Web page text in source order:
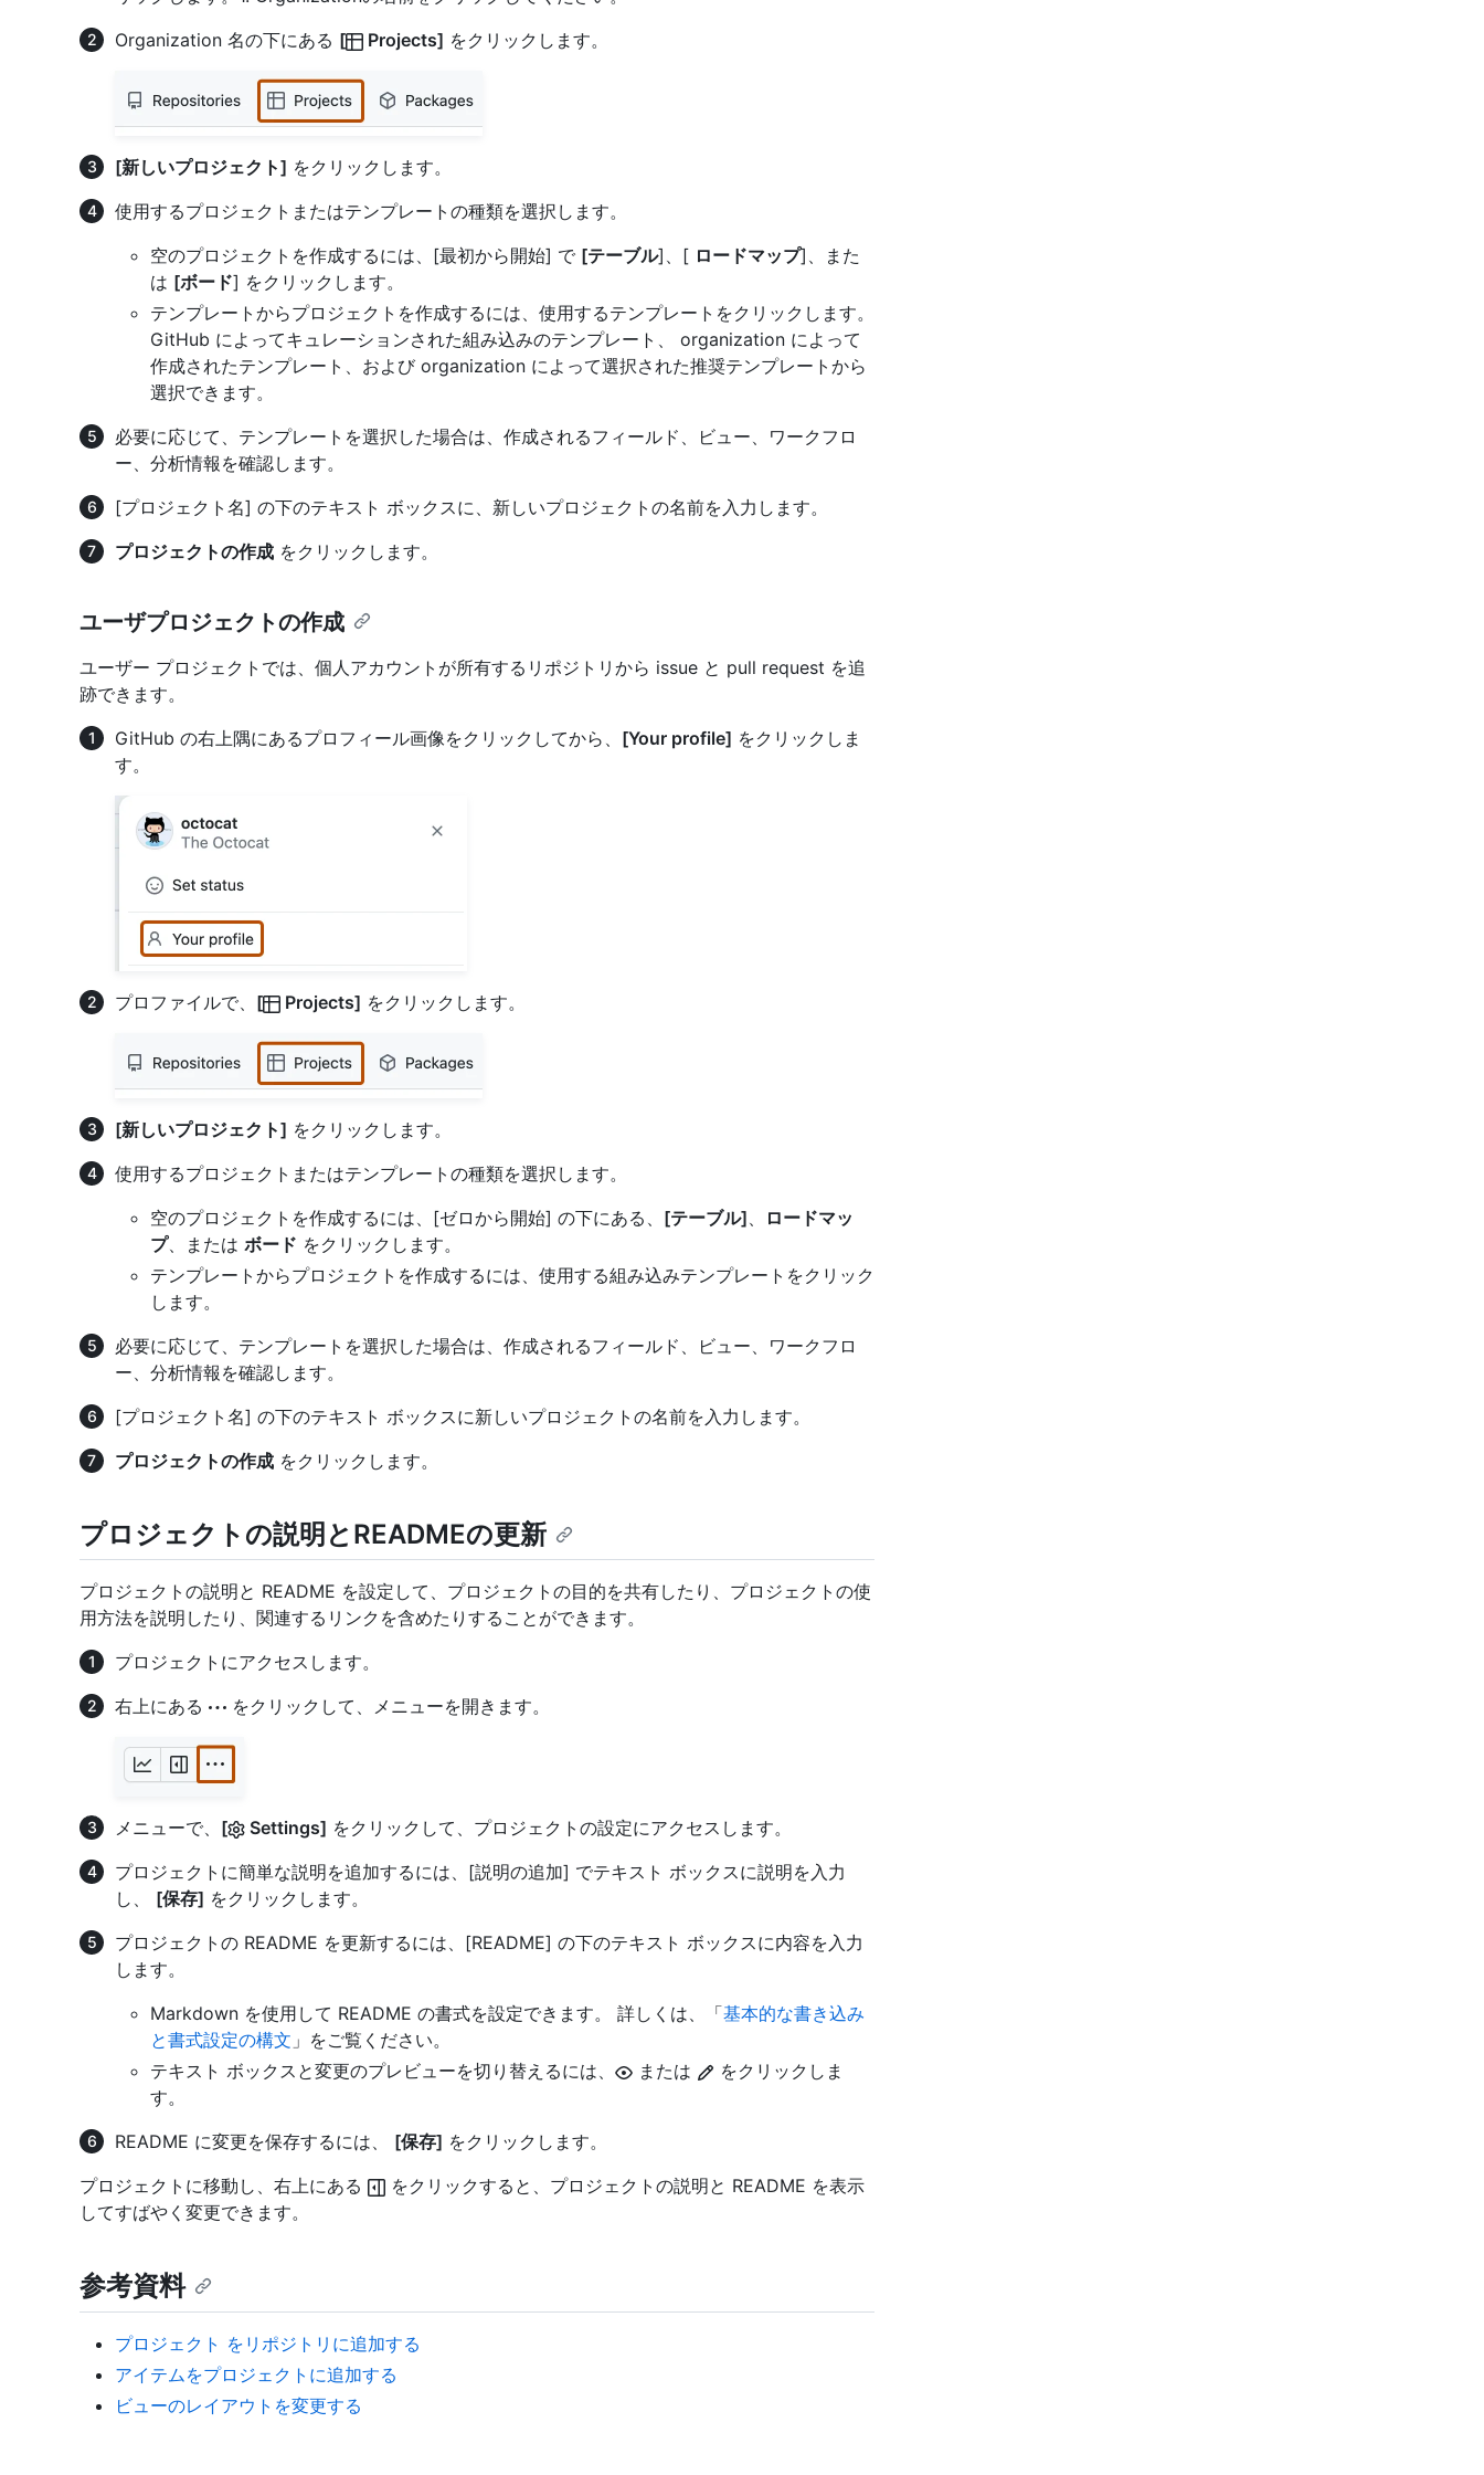
Organization 名の下にある [ Projects] をクリックします。
[新しいプロジェクト] をクリックします。
使用するプロジェクトまたはテンプレートの種類を選択します。
空のプロジェクトを作成するには、[最初から開始] で [テーブル]、[ ロードマップ]、また
は [ボード] をクリックします。
テンプレートからプロジェクトを作成するには、使用するテンプレートをクリックします。
GitHub によってキュレーションされた組み込みのテンプレート、 organization によって
作成されたテンプレート、および organization によって選択された推奨テンプレートから
選択できます。
必要に応じて、テンプレートを選択した場合は、作成されるフィールド、ビュー、ワークフロ
ー、分析情報を確認します。
[プロジェクト名] の下のテキスト ボックスに、新しいプロジェクトの名前を入力します。
プロジェクトの作成 をクリックします。
ユーザプロジェクトの作成
ユーザー プロジェクトでは、個人アカウントが所有するリポジトリから issue と pull request を追
跡できます。
GitHub の右上隅にあるプロフィール画像をクリックしてから、 [Your profile] をクリックしま
す。
プロファイルで、 [ Projects] をクリックします。
[新しいプロジェクト] をクリックします。
使用するプロジェクトまたはテンプレートの種類を選択します。
空のプロジェクトを作成するには、[ゼロから開始] の下にある、 [テーブル]、
ロードマッ
プ、または ボード をクリックします。
テンプレートからプロジェクトを作成するには、使用する組み込みテンプレートをクリック
します。
必要に応じて、テンプレートを選択した場合は、作成されるフィールド、ビュー、ワークフロ
ー、分析情報を確認します。
[プロジェクト名] の下のテキスト ボックスに新しいプロジェクトの名前を入力します。
プロジェクトの作成 をクリックします。
プロジェクトの説明とREADMEの更新
プロジェクトの説明と README を設定して、プロジェクトの目的を共有したり、プロジェクトの使
用方法を説明したり、関連するリンクを含めたりすることができます。
プロジェクトにアクセスします。
右上にある
をクリックして、メニューを開きます。
メニューで、 [ Settings] をクリックして、プロジェクトの設定にアクセスします。
プロジェクトに簡単な説明を追加するには、[説明の追加] でテキスト ボックスに説明を入力
し、 [保存] をクリックします。
プロジェクトの README を更新するには、[README] の下のテキスト ボックスに内容を入力
します。
Markdown を使用して README の書式を設定できます。 詳しくは、「基本的な書き込み
と書式設定の構文 」をご覧ください。
テキスト ボックスと変更のプレビューを切り替えるには、
または
をクリックしま
す。
README に変更を保存するには、 [保存] をクリックします。
プロジェクトに移動し、右上にある
をクリックすると、プロジェクトの説明と README を表示
してすばやく変更できます。
参考資料
プロジェクト をリポジトリに追加する
アイテムをプロジェクトに追加する
ビューのレイアウトを変更する